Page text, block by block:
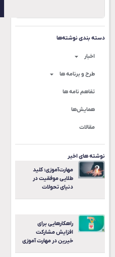
دسته بندی نوشته‌ها
طرح و برنامه ها
تفاهم نامه ها
همایش‌ها
مقالات
نوشته های اخیر
مهارت‌آموزی: کلید
طلایی موفقیت در
دنیای تحولات
راهکارهایی برای
افزایش مشارکت
خیرین در مهارت آموزی